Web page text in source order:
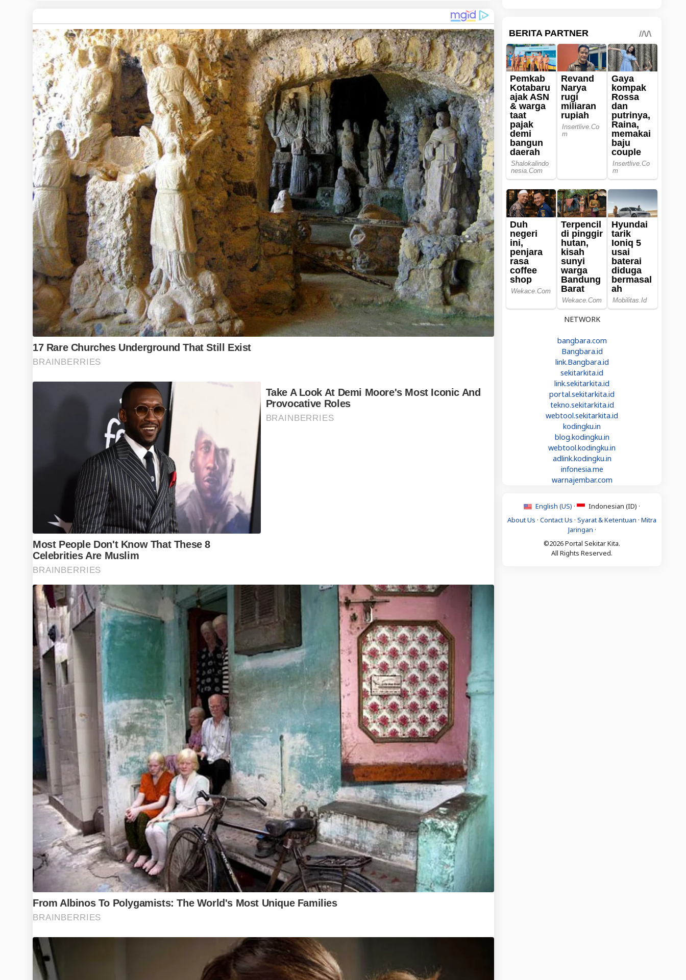
NETWORK
bangbara.com
Bangbara.id
link.Bangbara.id
sekitarkita.id
link.sekitarkita.id
portal.sekitarkita.id
tekno.sekitarkita.id
webtool.sekitarkita.id
kodingku.in
blog.kodingku.in
webtool.kodingku.in
adlink.kodingku.in
infonesia.me
warnajembar.com
English (US) ·
Indonesian (ID) ·
About Us · Contact Us · Syarat & Ketentuan · Mitra
Jaringan ·
©2026 Portal Sekitar Kita.
All Rights Reserved.